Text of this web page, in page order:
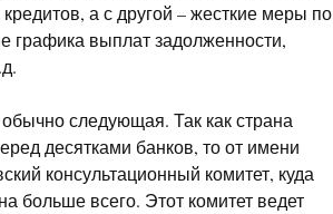
а с другой – жесткие меры по
графика выплат задолженности,
следующая. Так как страна
десятками банков, то от имени
консультационный комитет, куда
больше всего. Этот комитет ведет